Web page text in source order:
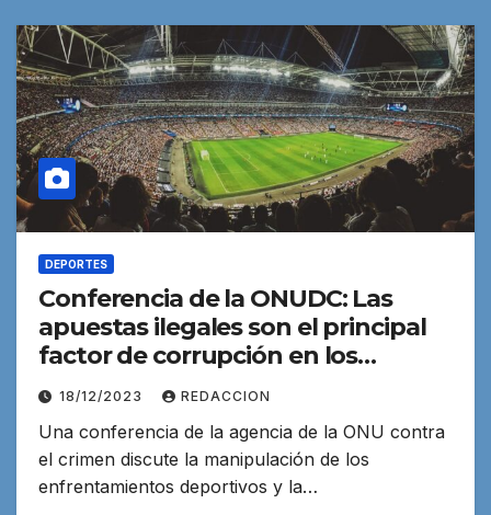
DEPORTES
Conferencia de la ONUDC: Las
apuestas ilegales son el principal
factor de corrupción en los
deportes
18/12/2023 REDACCION
Una conferencia de la agencia de la ONU contra
el crimen discute la manipulación de los
enfrentamientos deportivos y la…